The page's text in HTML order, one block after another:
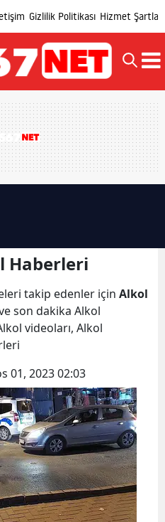
Gizlilik Politikası Hizmet Şartları
Haberleri
takip edenler için Alkol
son dakika Alkol
videoları, Alkol
01, 2023 02:03